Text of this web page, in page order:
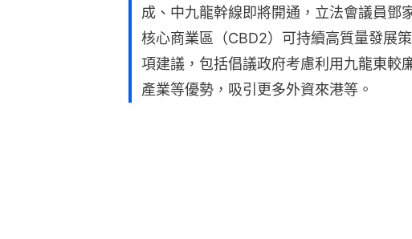
成、中九龍幹線即將開通，立法會議員鄧
核心商業區（CBD2）可持續高質量發展
項建議，包括倡議政府考慮利用九龍東較
產業等優勢，吸引更多外資來港等。